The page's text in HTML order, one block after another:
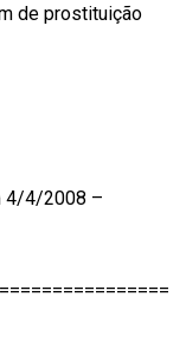
de prostituição
4/4/2008 –